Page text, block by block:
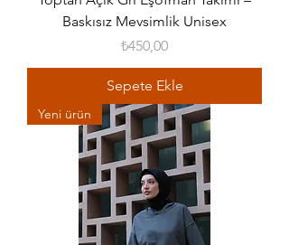
Baskısız Mevsimlik Unisex
Fiyat
₺450,00
Sepete Ekle
Yeni ürün